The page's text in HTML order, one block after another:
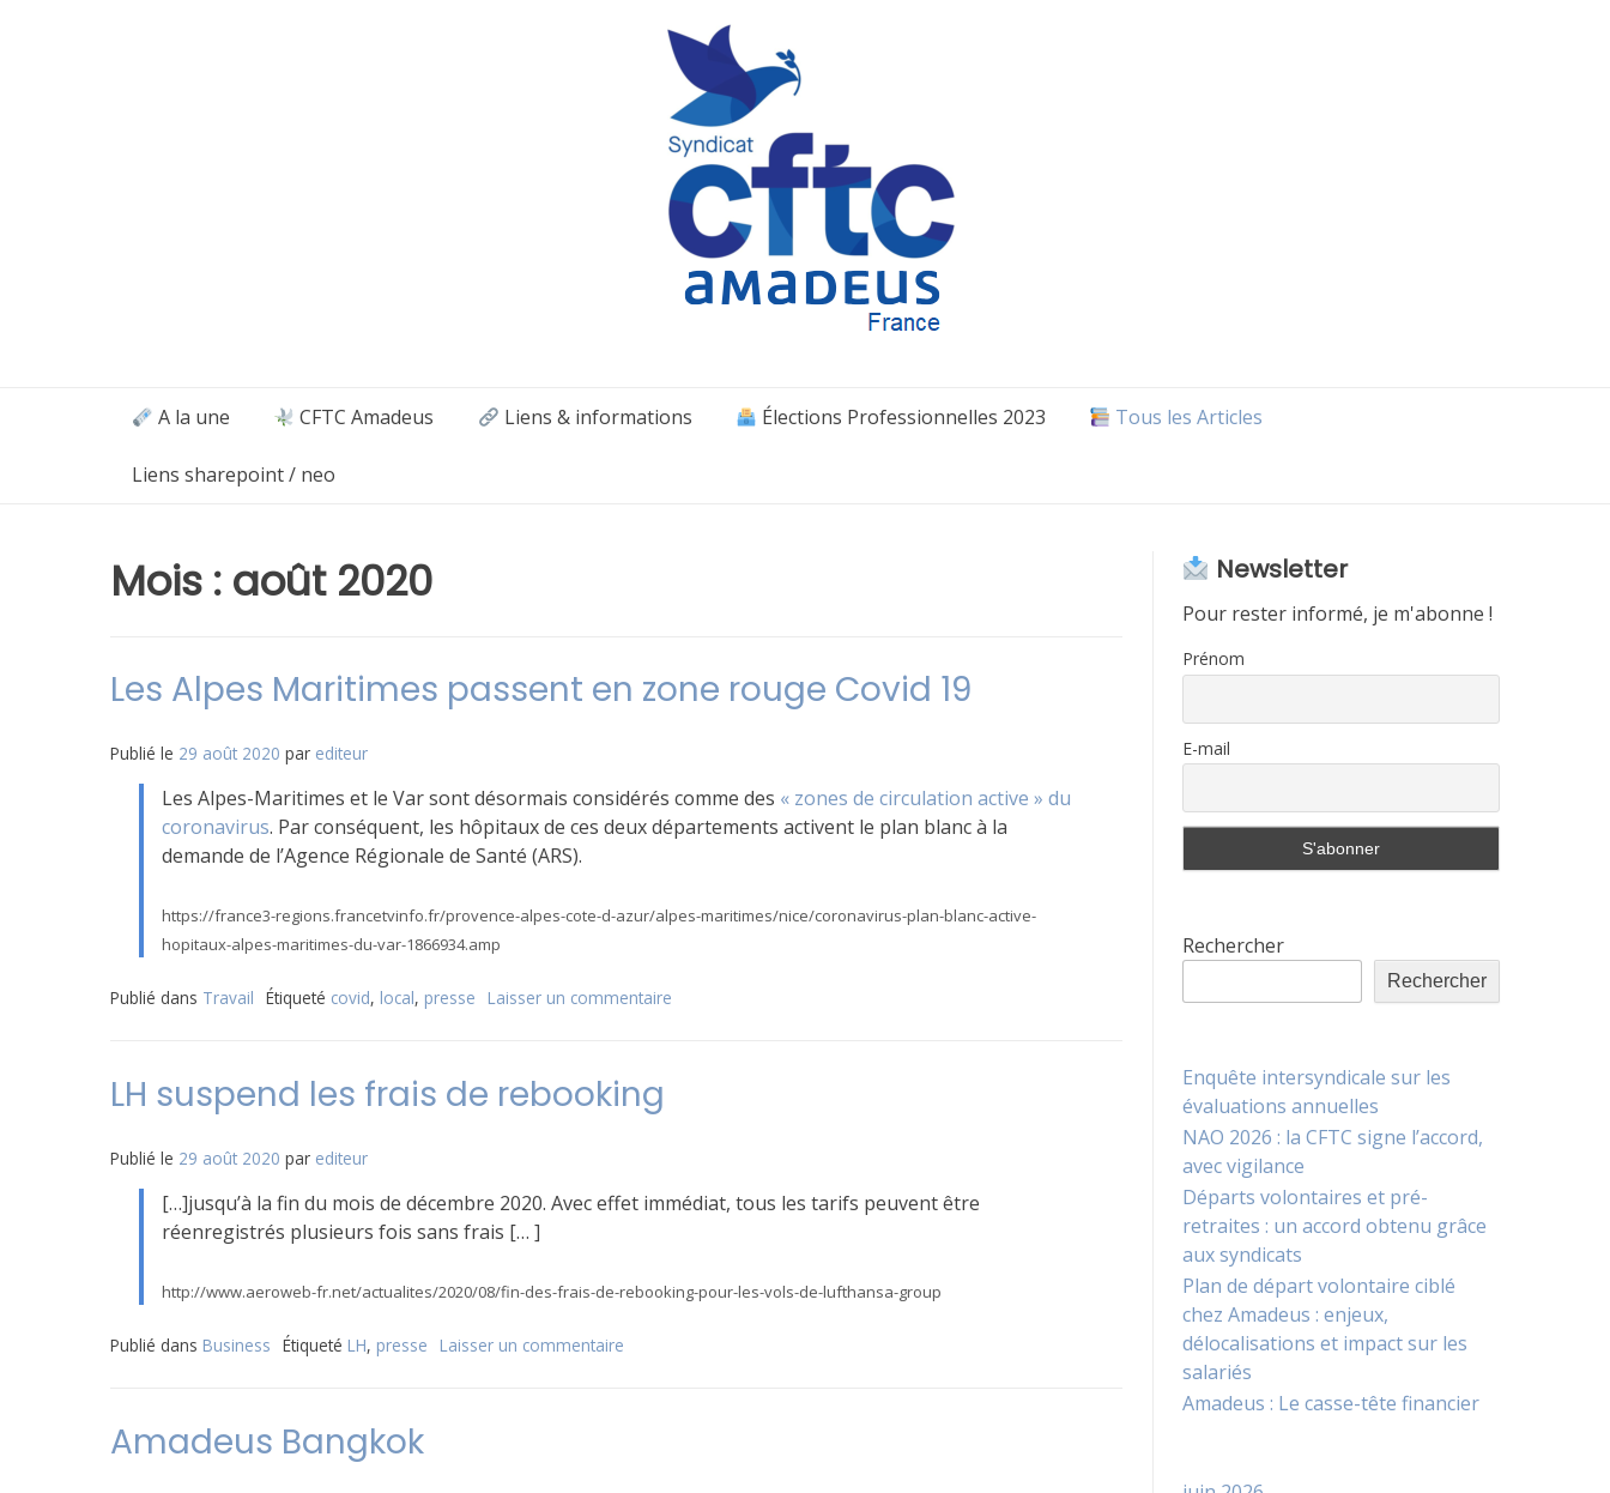
A la une CFTC Amadeus Liens & informations Élections Professionnelles 2023 Tous les Articles
Liens sharepoint / neo
Mois : août 2020
Les Alpes Maritimes passent en zone rouge Covid 19
Publié le 29 août 2020 par editeur
Les Alpes-Maritimes et le Var sont désormais considérés comme des « zones de circulation active » du
coronavirus. Par conséquent, les hôpitaux de ces deux départements activent le plan blanc à la
demande de l’Agence Régionale de Santé (ARS).
https://france3-regions.francetvinfo.fr/provence-alpes-cote-d-azur/alpes-maritimes/nice/coronavirus-plan-blanc-active-
hopitaux-alpes-maritimes-du-var-1866934.amp
Publié dans Travail Étiqueté covid, local, presse Laisser un commentaire
19
LH suspend les frais de rebooking
Publié le 29 août 2020 par editeur
[…]jusqu’à la fin du mois de décembre 2020. Avec effet immédiat, tous les tarifs peuvent être
réenregistrés plusieurs fois sans frais [… ]
http://www.aeroweb-fr.net/actualites/2020/08/fin-des-frais-de-rebooking-pour-les-vols-de-lufthansa-group
Publié dans Business Étiqueté LH, presse Laisser un commentaire
Amadeus Bangkok
Newsletter
Pour rester informé, je m'abonne !
Prénom
E-mail
Rechercher
Rechercher
Enquête intersyndicale sur les
évaluations annuelles
NAO 2026 : la CFTC signe l’accord,
avec vigilance
Départs volontaires et pré-
retraites : un accord obtenu grâce
aux syndicats
Plan de départ volontaire ciblé
chez Amadeus : enjeux,
délocalisations et impact sur les
salariés
Amadeus : Le casse-tête financier